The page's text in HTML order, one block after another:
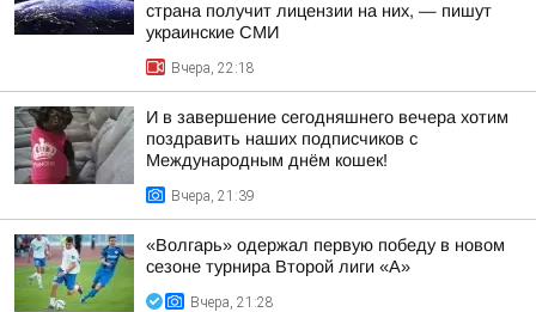
страна получит лицензии на них, — пишут
украинские СМИ
Вчера, 22:18
И в завершение сегодняшнего вечера хотим
поздравить наших подписчиков с
Международным днём кошек!
Вчера, 21:39
«Волгарь» одержал первую победу в новом
сезоне турнира Второй лиги «А»
Вчера, 21:28